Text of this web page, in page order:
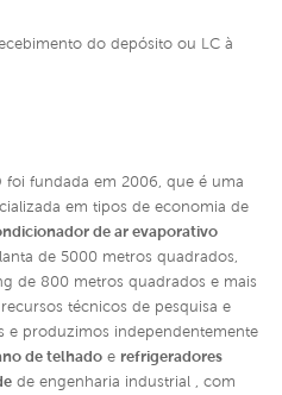
do depósito ou LC à
foi fundada em 2006, que é uma
em tipos de economia de
de ar evaporativo
de 5000 metros quadrados,
de 800 metros quadrados e mais
técnicos de pesquisa e
e produzimos independentemente
de telhado e refrigeradores
de engenharia industrial , com